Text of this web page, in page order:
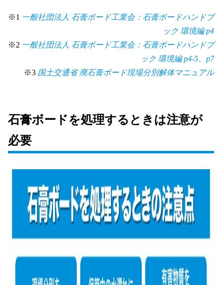
※1 一般社団法人 石膏ボード工業会：石膏ボードハンドブ
ック 環境編 p4
※2 一般社団法人 石膏ボード工業会：石膏ボードハンドブ
ック 環境編 p4-5、p7
※3 国土交通省 廃石膏ボード現場分別解体マニュアル
石膏ボードを処理するときは注意が
必要